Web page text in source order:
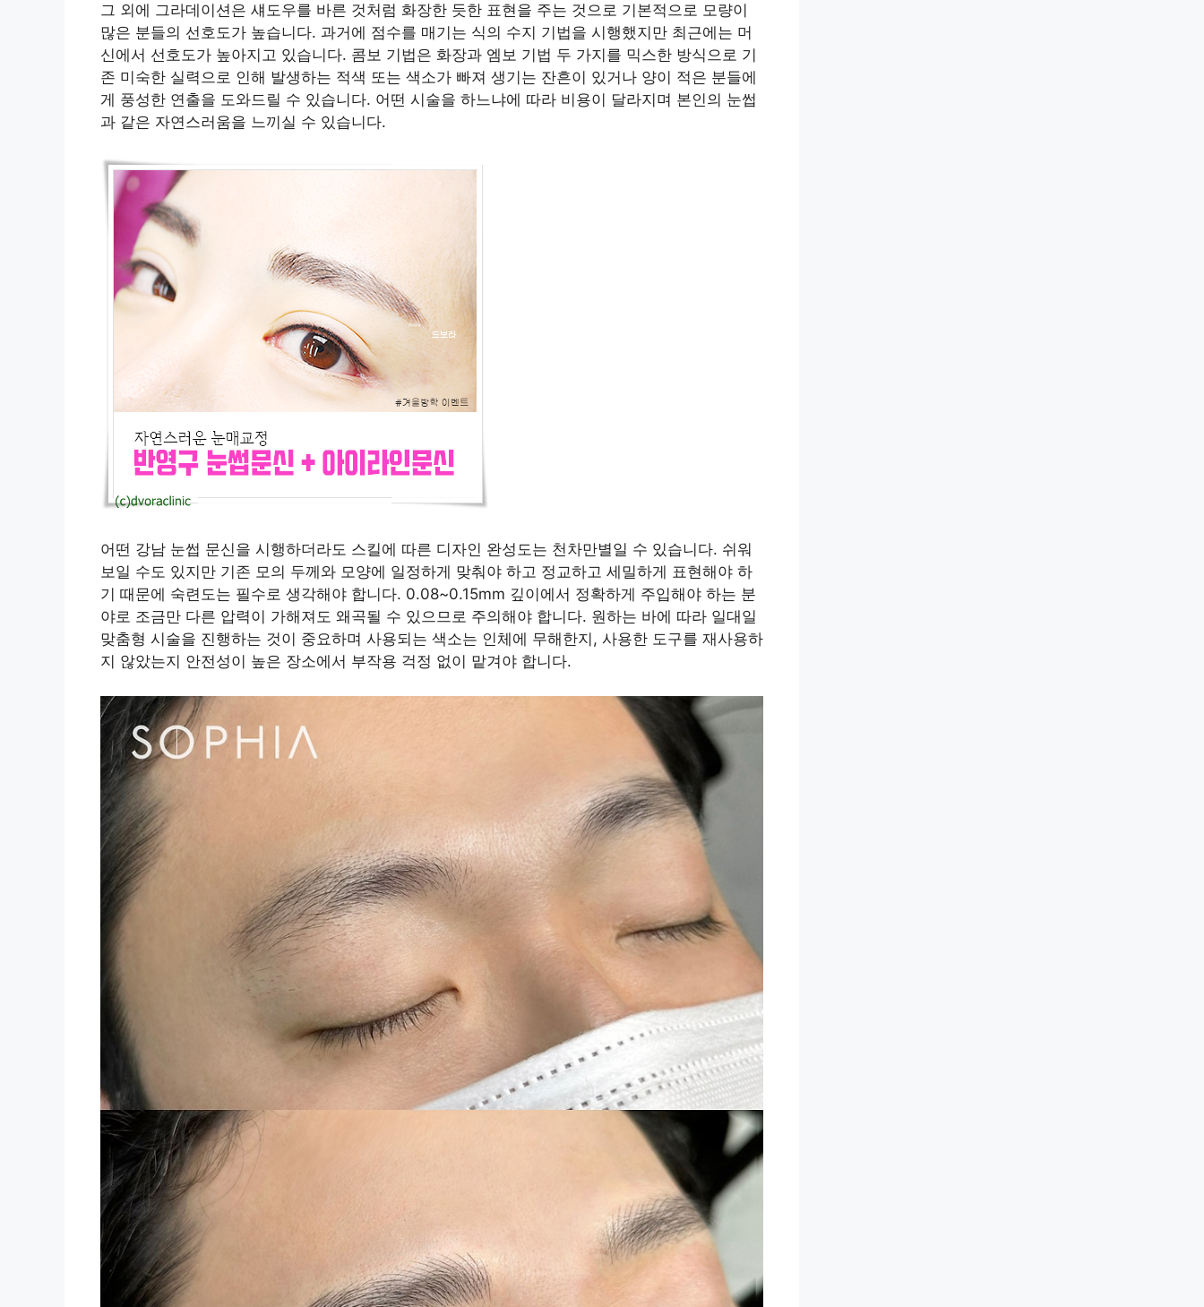
그 외에 그라데이션은 섀도우를 바른 것처럼 화장한 듯한 표현을 주는 것으로 기본적으로 모량이
많은 분들의 선호도가 높습니다. 과거에 점수를 매기는 식의 수지 기법을 시행했지만 최근에는 머
신에서 선호도가 높아지고 있습니다. 콤보 기법은 화장과 엠보 기법 두 가지를 믹스한 방식으로 기
존 미숙한 실력으로 인해 발생하는 적색 또는 색소가 빠져 생기는 잔흔이 있거나 양이 적은 분들에
게 풍성한 연출을 도와드릴 수 있습니다. 어떤 시술을 하느냐에 따라 비용이 달라지며 본인의 눈썹
과 같은 자연스러움을 느끼실 수 있습니다.
어떤 강남 눈썹 문신을 시행하더라도 스킬에 따른 디자인 완성도는 천차만별일 수 있습니다. 쉬워
보일 수도 있지만 기존 모의 두께와 모양에 일정하게 맞춰야 하고 정교하고 세밀하게 표현해야 하
기 때문에 숙련도는 필수로 생각해야 합니다. 0.08~0.15mm 깊이에서 정확하게 주입해야 하는 분
야로 조금만 다른 압력이 가해져도 왜곡될 수 있으므로 주의해야 합니다. 원하는 바에 따라 일대일
맞춤형 시술을 진행하는 것이 중요하며 사용되는 색소는 인체에 무해한지, 사용한 도구를 재사용하
지 않았는지 안전성이 높은 장소에서 부작용 걱정 없이 맡겨야 합니다.